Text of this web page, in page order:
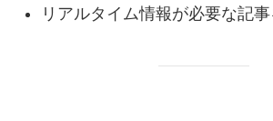
リアルタイム情報が必要な記